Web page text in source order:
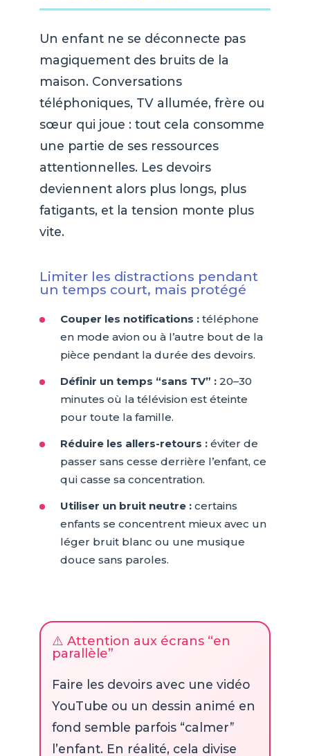
Un enfant ne se déconnecte pas
magiquement des bruits de la
maison. Conversations
téléphoniques, TV allumée, frère ou
sœur qui joue : tout cela consomme
une partie de ses ressources
attentionnelles. Les devoirs
deviennent alors plus longs, plus
fatigants, et la tension monte plus
vite.
Limiter les distractions pendant
un temps court, mais protégé
Couper les notifications :téléphone
en mode avion ou à l’autre bout de la
pièce pendant la durée des devoirs.
Définir un temps “sans TV” :20–30
minutes où la télévision est éteinte
pour toute la famille.
Réduire les allers-retours :éviter de
passer sans cesse derrière l’enfant, ce
qui casse sa concentration.
Utiliser un bruit neutre :certains
enfants se concentrent mieux avec un
léger bruit blanc ou une musique
douce sans paroles.
⚠️ Attention aux écrans “en
parallèle”
Faire les devoirs avec une vidéo
YouTube ou un dessin animé en
fond semble parfois “calmer”
l’enfant. En réalité, cela divise